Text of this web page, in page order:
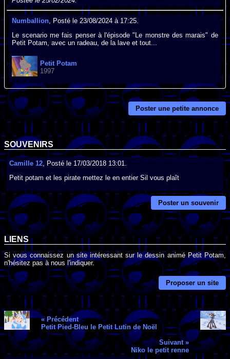
Numballion, Posté le 23/08/2024 à 17:25.
Le scenario me fais penser à l'épisode "Le monstre des marais" de
Petit Potam, avec un radeau, de la lave et tout...
Petit Potam
1997
Poster une petite annonce
SOUVENIRS
Camille 12 , Posté le 17/03/2018 13:01.
Petit potam et les pirate mettez le en entier Sil vous plaît
Poster un souvenir
LIENS
Si vous connaissez un site intéressant sur le dessin animé Petit Potam,
n'hésitez pas à nous l'indiquer.
Proposer un site
« Précédent
Petit Pied-Bleu le Petit Lutin de Noël
Suivant »
Niko le petit renne